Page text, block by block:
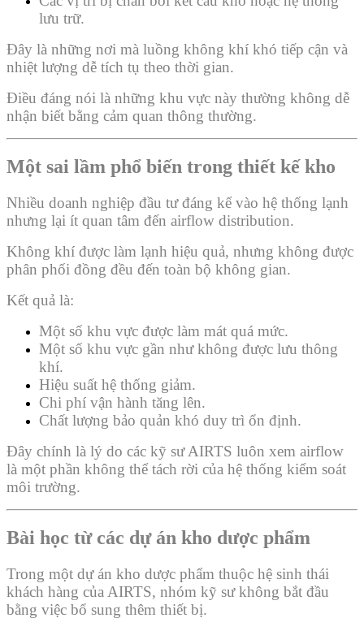
lưu trữ.
Đây là những nơi mà luồng không khí khó tiếp cận và
nhiệt lượng dễ tích tụ theo thời gian.
Điều đáng nói là những khu vực này thường không dễ
nhận biết bằng cảm quan thông thường.
Một sai lầm phổ biến trong thiết kế kho
Nhiều doanh nghiệp đầu tư đáng kể vào hệ thống lạnh
nhưng lại ít quan tâm đến airflow distribution.
Không khí được làm lạnh hiệu quả, nhưng không được
phân phối đồng đều đến toàn bộ không gian.
Kết quả là:
Một số khu vực được làm mát quá mức.
Một số khu vực gần như không được lưu thông
khí.
Hiệu suất hệ thống giảm.
Chi phí vận hành tăng lên.
Chất lượng bảo quản khó duy trì ổn định.
Đây chính là lý do các kỹ sư AIRTS luôn xem airflow
là một phần không thể tách rời của hệ thống kiểm soát
môi trường.
Bài học từ các dự án kho dược phẩm
Trong một dự án kho dược phẩm thuộc hệ sinh thái
khách hàng của AIRTS, nhóm kỹ sư không bắt đầu
bằng việc bổ sung thêm thiết bị.